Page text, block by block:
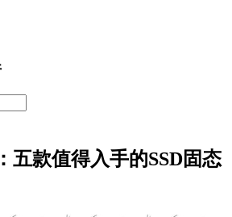
五款值得入手的SSD固态